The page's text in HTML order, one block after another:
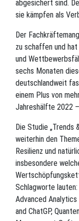
abgesichert sind.
sie kämpfen als
Der
zu schaffen und
und
sechs Monaten
deutschlandweit
einem Plus von
Jahreshälfte 2022
Die Studie „Trends
weiterhin den
Resilienz und
insbesondere
Schlagworte
Advanced
and ChatGP,